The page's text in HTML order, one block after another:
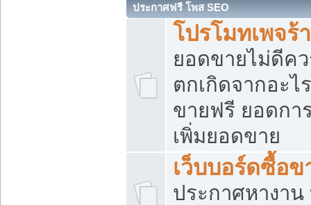
ประกาศฟรี โพส SEO
โปรโมทเพจร้
ยอดขายไม่ดีค
ตกเกิดจากอะไ
ขายฟรี ยอดกา
เพิ่มยอดขาย
เว็บบอร์ดซื้อข
ประกาศหางาน